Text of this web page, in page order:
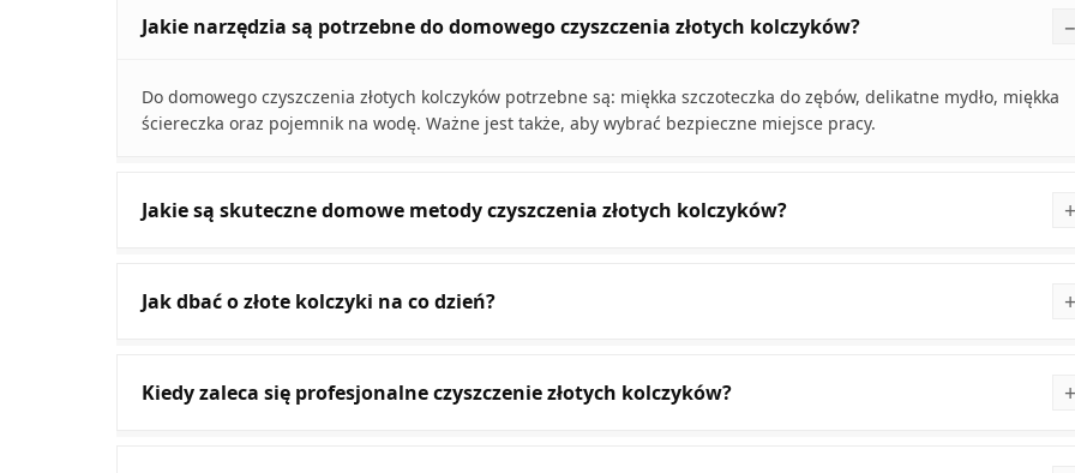
Jakie narzędzia są potrzebne do domowego czyszczenia złotych kolczyków?
Do domowego czyszczenia złotych kolczyków potrzebne są: miękka szczoteczka do zębów, delikatne mydło, miękka
ściereczka oraz pojemnik na wodę. Ważne jest także, aby wybrać bezpieczne miejsce pracy.
Jakie są skuteczne domowe metody czyszczenia złotych kolczyków?
Jak dbać o złote kolczyki na co dzień?
Kiedy zaleca się profesjonalne czyszczenie złotych kolczyków?